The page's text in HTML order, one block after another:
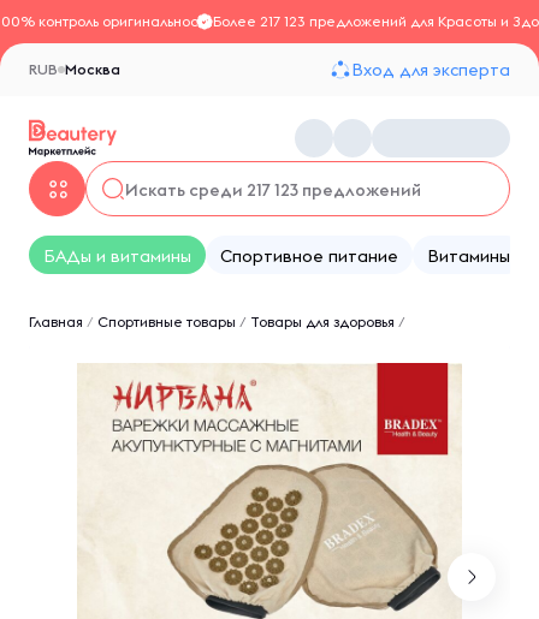
контроль оригинальностиБолее 217 123 предложений для Красоты и
Москва
RUB Вход для эксперта
БАДы и витамины Спортивное питание Витамины
Главная / Спортивные товары / Товары для здоровья /